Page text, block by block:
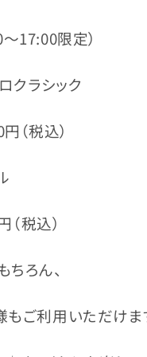
17:00限定）
クラシック
税込）
税込）
ろん、
ご利用いただけま